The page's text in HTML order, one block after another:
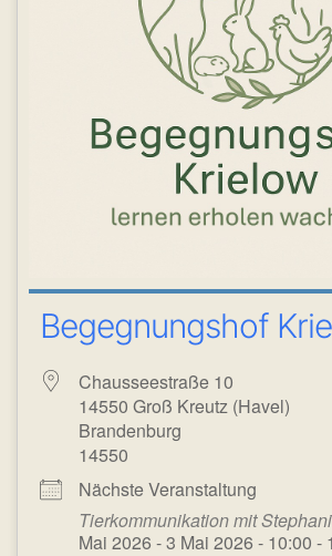
Begegnungshof
Chausseestraße 10
14550 Groß Kreutz (Havel)
Brandenburg
14550
Nächste Veranstaltung
Tierkommunikation mit
Mai 2026 - 3 Mai 2026 - 10:00 -